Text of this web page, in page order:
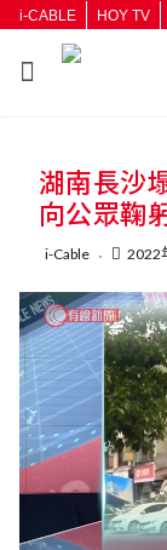
i-CABLE HOY TV
湖南長沙
向公眾鞠
i-Cable 2022